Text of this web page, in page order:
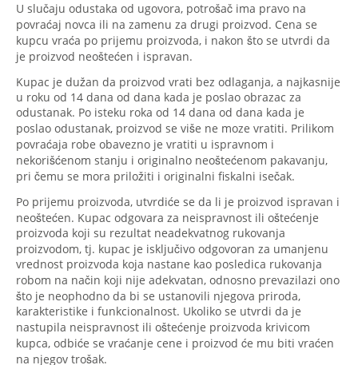
U slučaju odustaka od ugovora, potrošač ima pravo na
povraćaj novca ili na zamenu za drugi proizvod. Cena se
kupcu vraća po prijemu proizvoda, i nakon što se utvrdi da
je proizvod neoštećen i ispravan.
Kupac je dužan da proizvod vrati bez odlaganja, a najkasnije
u roku od 14 dana od dana kada je poslao obrazac za
odustanak. Po isteku roka od 14 dana od dana kada je
poslao odustanak, proizvod se više ne moze vratiti. Prilikom
povraćaja robe obavezno je vratiti u ispravnom i
nekorišćenom stanju i originalno neoštećenom pakavanju,
pri čemu se mora priložiti i originalni fiskalni isečak.
Po prijemu proizvoda, utvrdiće se da li je proizvod ispravan i
neoštećen. Kupac odgovara za neispravnost ili oštećenje
proizvoda koji su rezultat neadekvatnog rukovanja
proizvodom, tj. kupac je isključivo odgovoran za umanjenu
vrednost proizvoda koja nastane kao posledica rukovanja
robom na način koji nije adekvatan, odnosno prevazilazi ono
što je neophodno da bi se ustanovili njegova priroda,
karakteristike i funkcionalnost. Ukoliko se utvrdi da je
nastupila neispravnost ili oštećenje proizvoda krivicom
kupca, odbiće se vraćanje cene i proizvod će mu biti vraćen
na njegov trošak.